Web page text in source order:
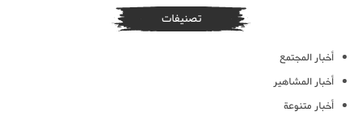
تصنيفات
أخبار المجتمع
أخبار المشاهير
أخبار متنوعة